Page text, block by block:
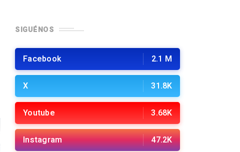
SIGUÉNOS
Facebook 2.1 M
X 31.8K
Youtube 3.68K
Instagram 47.2K